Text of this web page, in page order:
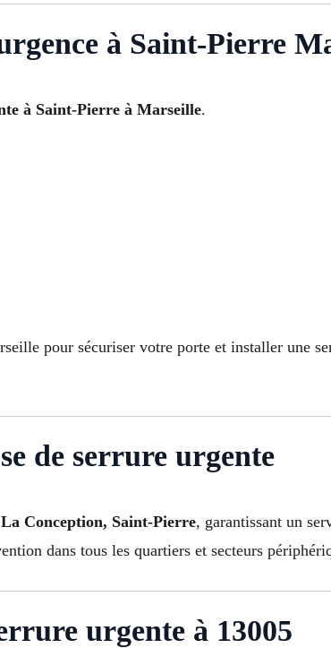
à Saint-Pierre
à Saint-Pierre à Marseille.
pour sécuriser votre porte et installer une
de serrure urgente
Conception, Saint-Pierre, garantissant un
dans tous les quartiers et secteurs
urgente à 13005